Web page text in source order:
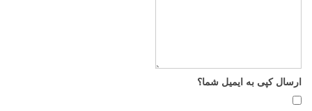
ارسال کپی به ایمیل شما؟